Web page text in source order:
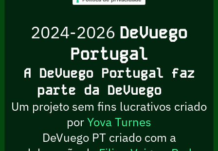
2024-2026 DeVuego
Portugal
A DeVuego Portugal faz
parte da DeVuego
Um projeto sem fins lucrativos criado
porYova Turnes
DeVuego PT criado com a